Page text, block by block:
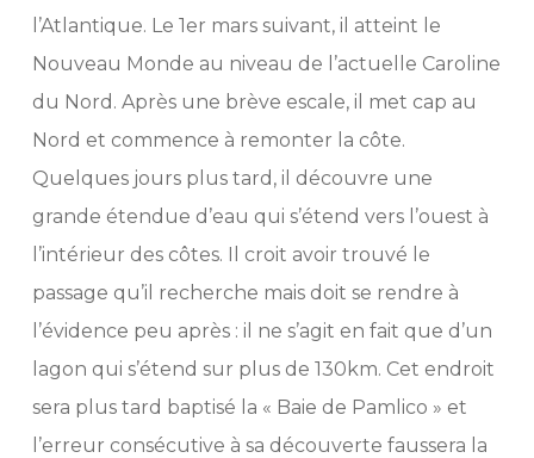
l’Atlantique. Le 1er mars suivant, il atteint le
Nouveau Monde au niveau de l’actuelle Caroline
du Nord. Après une brève escale, il met cap au
Nord et commence à remonter la côte.
Quelques jours plus tard, il découvre une
grande étendue d’eau qui s’étend vers l’ouest à
l’intérieur des côtes. Il croit avoir trouvé le
passage qu’il recherche mais doit se rendre à
l’évidence peu après : il ne s’agit en fait que d’un
lagon qui s’étend sur plus de 130km. Cet endroit
sera plus tard baptisé la « Baie de Pamlico » et
l’erreur consécutive à sa découverte faussera la